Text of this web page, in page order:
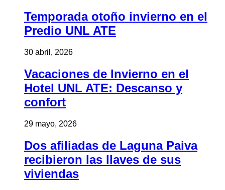
Temporada otoño invierno en el
Predio UNL ATE
30 abril, 2026
Vacaciones de Invierno en el
Hotel UNL ATE: Descanso y
confort
29 mayo, 2026
Dos afiliadas de Laguna Paiva
recibieron las llaves de sus
viviendas